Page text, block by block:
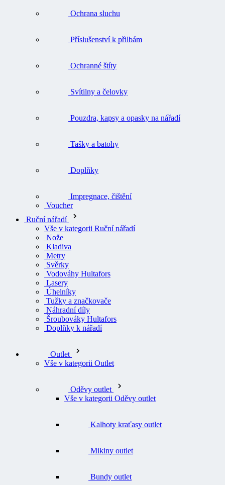
Ochrana sluchu
Příslušenství k přilbám
Ochranné štíty
Svítilny a čelovky
Pouzdra, kapsy a opasky na nářadí
Tašky a batohy
Doplňky
Impregnace, čištění
Voucher
Ruční nářadí
Vše v kategorii Ruční nářadí
Nože
Kladiva
Metry
Svěrky
Vodováhy Hultafors
Lasery
Úhelníky
Tužky a značkovače
Náhradní díly
Šroubováky Hultafors
Doplňky k nářadí
Vše v kategorii Outlet
Vše v kategorii Oděvy outlet